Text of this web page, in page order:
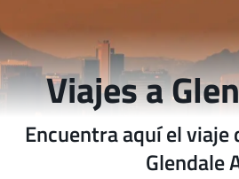
Viajes a
Encuentra aquí el viaje
Glendale